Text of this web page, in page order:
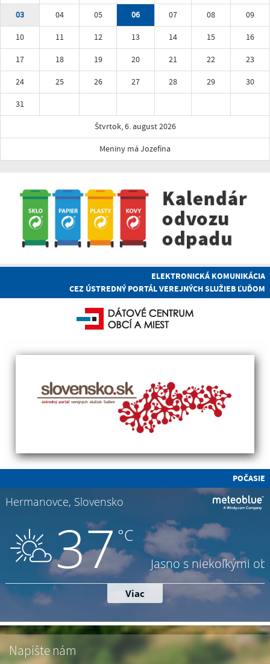
03
04 05 06 07 08
09
10
11 12 13 14 15
16
17
18 19 20 21 22
23
24
25 26 27 28 29
30
31
Štvrtok, 6. august 2026
Meniny má Jozefína
ELEKTRONICKÁ KOMUNIKÁCIA
CEZ ÚSTREDNÝ PORTÁL VEREJNÝCH SLUŽIEB ĽUĎOM
POČASIE
Napíšte nám